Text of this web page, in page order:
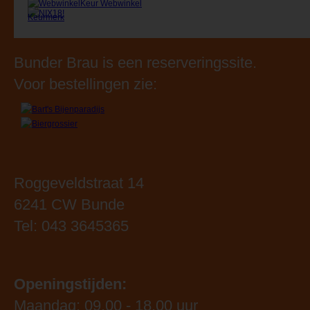
Bunder Brau is een reserveringssite.
Voor bestellingen zie:
Roggeveldstraat 14
6241 CW Bunde
Tel: 043 3645365
Openingstijden:
Maandag: 09.00 - 18.00 uur